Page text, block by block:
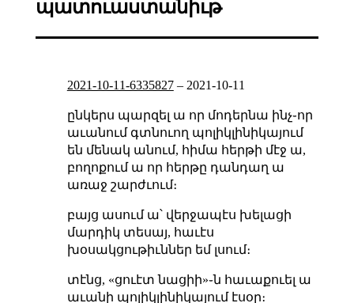
պատուաստանիւթ
2021-10-11-6335827– 2021-10-11
ընկերս պարզել ա որ մոդերնա ինչ֊որ
աւանում գտնուող պոլիկլինիկայում
են մենակ անում, հիմա հերթի մէջ ա,
բողոքում ա որ հերթը դանդաղ ա
առաջ շարժւում։
բայց ասում ա՝ վերջապէս խելացի
մարդիկ տեսայ, հաւէս
խօսակցութիւններ եմ լսում։
տէնց, «ցուէտ նացիի»֊ն հաւաքուել ա
աւանի պոլիկլինիկայում էսօր։